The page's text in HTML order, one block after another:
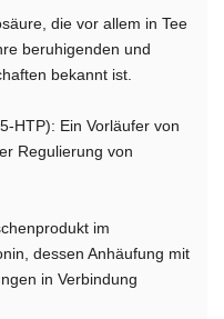
die vor allem in Tee
beruhigenden und
bekannt ist.
HTP): Ein Vorläufer von
Regulierung von
im
dessen Anhäufung mit
in Verbindung